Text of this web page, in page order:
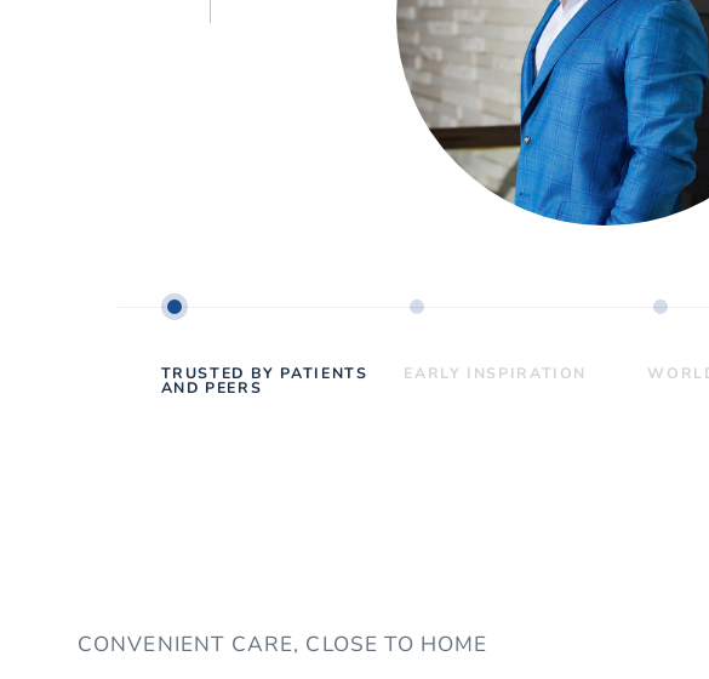
TRUSTED BY PATIENTS
AND PEERS
EARLY INSPIRATION
CONVENIENT CARE, CLOSE TO HOME